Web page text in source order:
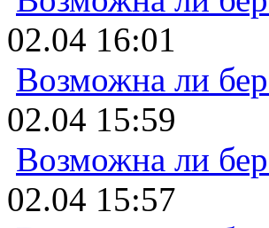
02.04 16:01
Возможна ли
02.04 15:59
Возможна ли
02.04 15:57